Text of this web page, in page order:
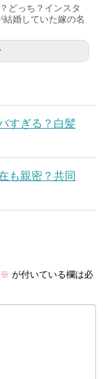
どっち？インスタ
婚していた嫁の名
すぎる？白髪
も親密？共同
※ が付いている欄は必